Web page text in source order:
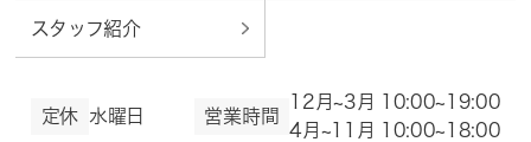
スタッフ紹介
定休 水曜日 営業時間
12月~3月 10:00~19:00
4月~11月 10:00~18:00